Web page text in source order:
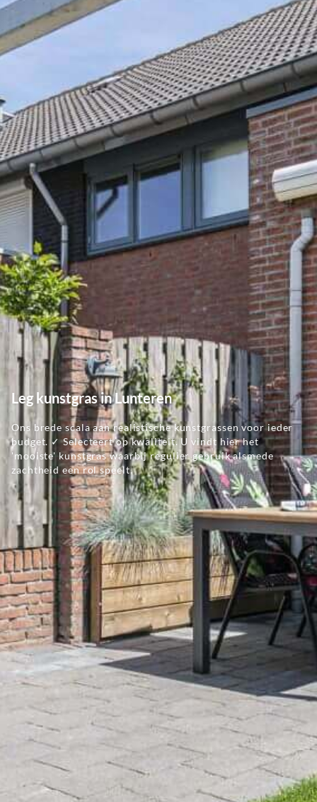
Leg kunstgras in Lunteren
Ons brede scala aan realistische kunstgrassen voor ieder
budget. ✓ Selecteert op kwaliteit. U vindt hier het
'mooiste' kunstgras waarbij regulier gebruik alsmede
zachtheid een rol speelt.